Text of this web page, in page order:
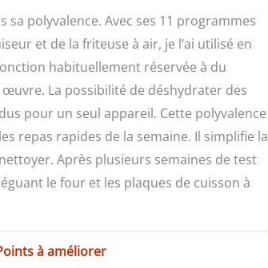
sa polyvalence. Avec ses 11 programmes
et de la friteuse à air, je l’ai utilisé en
habituellement réservée à du
La possibilité de déshydrater des
pour un seul appareil. Cette polyvalence
repas rapides de la semaine. Il simplifie la
Après plusieurs semaines de test
le four et les plaques de cuisson à
à améliorer